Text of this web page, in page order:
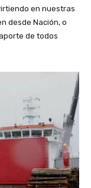
en nuestras
desde Nación, o
de todos